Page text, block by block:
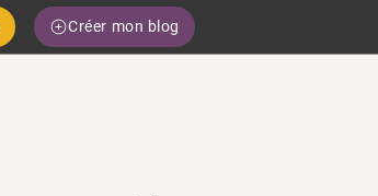
Créer mon blog